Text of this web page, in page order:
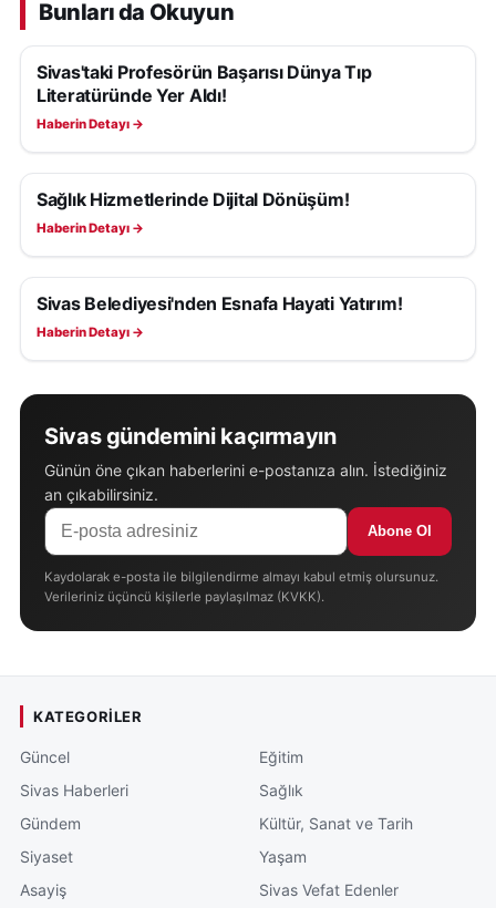
Bunları da Okuyun
SAĞLIK
Sivas'taki Profesörün Başarısı Dünya Tıp
Literatüründe Yer Aldı!
Haberin Detayı →
SAĞLIK
Sağlık Hizmetlerinde Dijital Dönüşüm!
Haberin Detayı →
SAĞLIK
Sivas Belediyesi'nden Esnafa Hayati Yatırım!
Haberin Detayı →
Sivas gündemini kaçırmayın
Günün öne çıkan haberlerini e-postanıza alın. İstediğiniz
an çıkabilirsiniz.
Abone Ol
Kaydolarak e-posta ile bilgilendirme almayı kabul etmiş olursunuz.
Verileriniz üçüncü kişilerle paylaşılmaz (KVKK).
KATEGORILER
Güncel
Sivas Haberleri
Gündem
Siyaset
Asayiş
Eğitim
Sağlık
Kültür, Sanat ve Tarih
Yaşam
Sivas Vefat Edenler